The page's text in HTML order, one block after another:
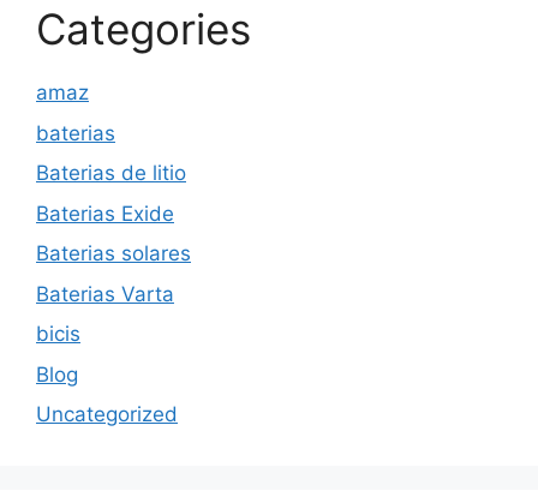
Categories
amaz
baterias
Baterias de litio
Baterias Exide
Baterias solares
Baterias Varta
bicis
Blog
Uncategorized